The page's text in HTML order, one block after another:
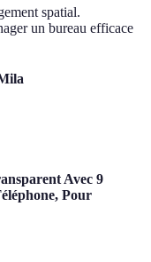
spatial.
un bureau efficace
Avec 9
Pour